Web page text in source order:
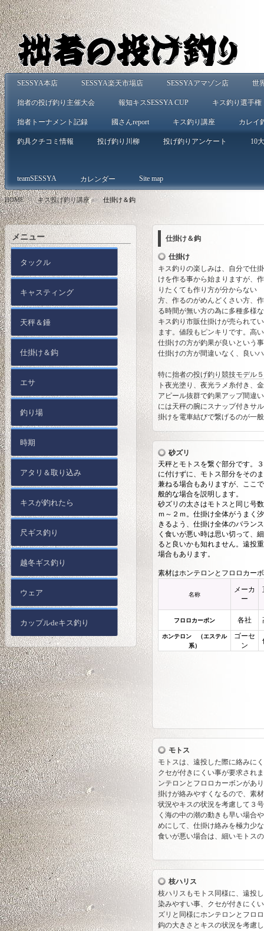
SESSYA本店 SESSYA楽天市場店 SESSYAアマゾン店 世
拙者の投げ釣り主催大会 報知キスSESSYA CUP キス釣り選手権
拙者トーナメント記録 國さんreport キス釣り講座 カレイ
釣具クチコミ情報 投げ釣り川柳 投げ釣りアンケート 10
teamSESSYA カレンダー Site map
HOME > キス投げ釣り講座 > 仕掛け＆鈎
仕掛け＆鈎
仕掛け
キス釣りの楽しみは、自分で仕掛
けを作る事から始まりますが、作
りたくても作り方が分からない
方、作るのがめんどくさい方、作
る時間が無い方の為に多種多様な
キス釣り市販仕掛けが売られてい
ます。値段もピンキリです。高い
仕掛けの方が釣果が良いという
仕掛けの方が間違いなく、良い
特に拙者の投げ釣り競技モデル
ト夜光塗り、夜光ラメ糸付き、
アピール抜群で釣果アップ間違
には天秤の腕にスナップ付きサ
掛けを電車結びで繋げるのが一
砂ズリ
天秤とモトスを繋ぐ部分です。
に付けずに、モトス部分をその
兼ねる場合もありますが、ここ
般的な場合を説明します。
砂ズリの太さはモトスと同じ号
ｍ～２ｍ。仕掛け全体がうまく
きるよう、仕掛け全体のバラン
く食いが悪い時は思い切って、
ると良いかも知れません。遠投
場合もあります。
素材はホンテロンとフロロカー
名称
メーカ
ー
フロロカーボン 各社
ホンテロン （エステル
系）
ゴーセ
ン
モトス
モトスは、遠投した際に絡みに
クセが付きにくい事が要求され
ンテロンとフロロカーボンがあ
掛けが絡みやすくなるので、素
状況やキスの状況を考慮して３
く海の中の潮の動きも早い場合
めにして、仕掛け絡みを極力少
食いが悪い場合は、細いモトス
枝ハリス
枝ハリスもモトス同様に、遠投
染みやすい事、クセが付きにく
ズリと同様にホンテロンとフロ
鈎の大きさとキスの状況を考慮
メニュー
タックル
キャスティング
天秤＆錘
仕掛け＆鈎
エサ
釣り場
時期
アタリ＆取り込み
キスが釣れたら
尺ギス釣り
越冬ギス釣り
ウェア
カップルdeキス釣り